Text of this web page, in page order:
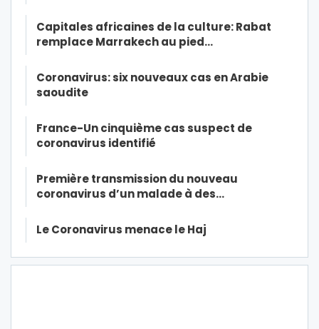
Capitales africaines de la culture: Rabat
remplace Marrakech au pied…
Coronavirus: six nouveaux cas en Arabie
saoudite
France-Un cinquième cas suspect de
coronavirus identifié
Première transmission du nouveau
coronavirus d’un malade à des…
Le Coronavirus menace le Haj